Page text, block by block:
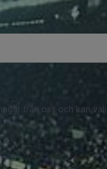
från oss och kan